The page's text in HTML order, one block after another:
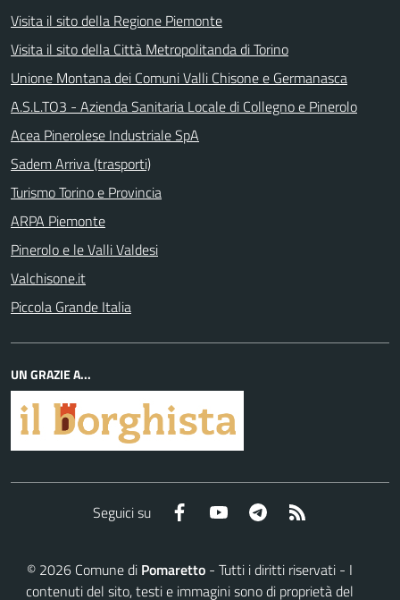
Visita il sito della Regione Piemonte
Visita il sito della Città Metropolitanda di Torino
Unione Montana dei Comuni Valli Chisone e Germanasca
A.S.L.TO3 - Azienda Sanitaria Locale di Collegno e Pinerolo
Acea Pinerolese Industriale SpA
Sadem Arriva (trasporti)
Turismo Torino e Provincia
ARPA Piemonte
Pinerolo e le Valli Valdesi
Valchisone.it
Piccola Grande Italia
UN GRAZIE A...
Seguici su Facebook YouTube Telegram
© 2026Comune di Pomaretto- Tutti i diritti riservati - I
contenuti del sito, testi e immagini sono di proprietà del